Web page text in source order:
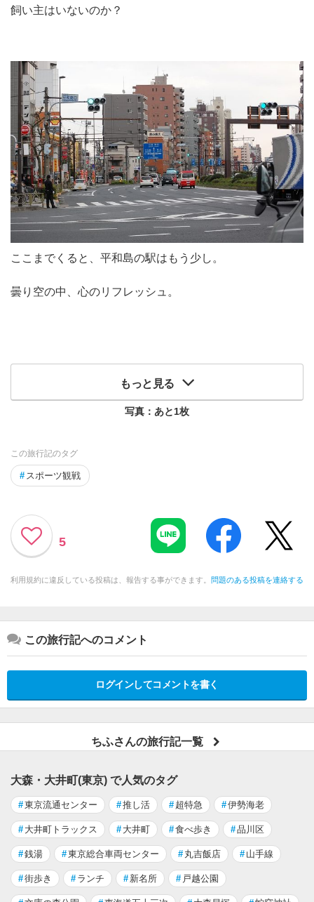
飼い主はいないのか？
ここまでくると、平和島の駅はもう少し。
曇り空の中、心のリフレッシュ。
もっと見る
写真：あと1枚
この旅行記のタグ
# スポーツ観戦
5
利用規約に違反している投稿は、報告する事ができます。 問題のある投稿を連絡する
この旅行記へのコメント
ログインしてコメントを書く
ちふさんの旅行記一覧
大森・大井町(東京) で人気のタグ
#東京流通センター #推し活 # 超特急 #伊勢海老
# 大井町トラックス # 大井町 #食べ歩き #品川区
#銭湯 #東京総合車両センター # 丸吉飯店 # 山手線
#街歩き # ランチ # 新名所 # 戸越公園